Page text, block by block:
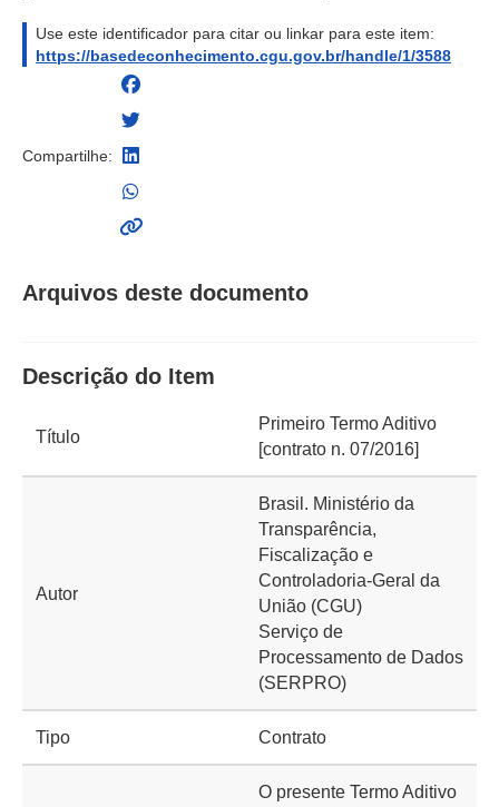
Use este identificador para citar ou linkar para este item:
https://basedeconhecimento.cgu.gov.br/handle/1/3588
Compartilhe:
Arquivos deste documento
Descrição do Item
Título
Primeiro Termo Aditivo
[contrato n. 07/2016]
Autor
Brasil. Ministério da
Transparência,
Fiscalização e
Controladoria-Geral da
União (CGU)
Serviço de
Processamento de Dados
(SERPRO)
Tipo Contrato
O presente Termo Aditivo